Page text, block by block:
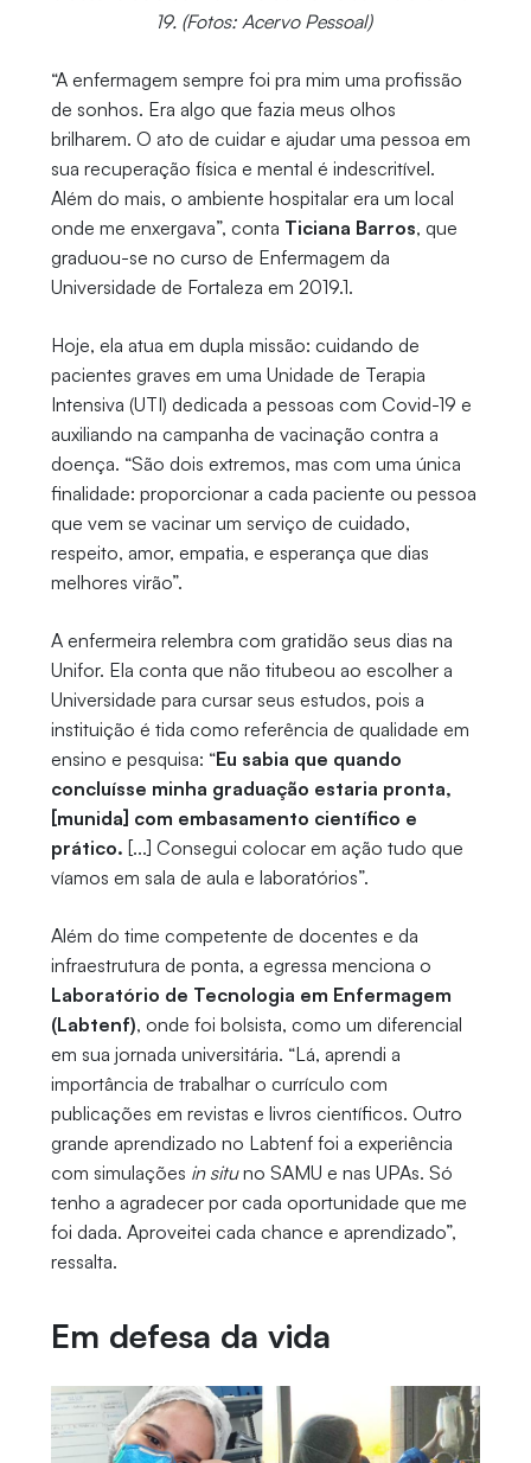
19. (Fotos: Acervo Pessoal)
“A enfermagem sempre foi pra mim uma profissão
de sonhos. Era algo que fazia meus olhos
brilharem. O ato de cuidar e ajudar uma pessoa em
sua recuperação física e mental é indescritível.
Além do mais, o ambiente hospitalar era um local
onde me enxergava”, conta Ticiana Barros, que
graduou-se no curso de Enfermagem da
Universidade de Fortaleza em 2019.1.
Hoje, ela atua em dupla missão: cuidando de
pacientes graves em uma Unidade de Terapia
Intensiva (UTI) dedicada a pessoas com Covid-19 e
auxiliando na campanha de vacinação contra a
doença. “São dois extremos, mas com uma única
finalidade: proporcionar a cada paciente ou pessoa
que vem se vacinar um serviço de cuidado,
respeito, amor, empatia, e esperança que dias
melhores virão”.
A enfermeira relembra com gratidão seus dias na
Unifor. Ela conta que não titubeou ao escolher a
Universidade para cursar seus estudos, pois a
instituição é tida como referência de qualidade em
ensino e pesquisa: “Eu sabia que quando
concluísse minha graduação estaria pronta,
[munida] com embasamento científico e
prático. [...] Consegui colocar em ação tudo que
víamos em sala de aula e laboratórios”.
Além do time competente de docentes e da
infraestrutura de ponta, a egressa menciona o
Laboratório de Tecnologia em Enfermagem
(Labtenf), onde foi bolsista, como um diferencial
em sua jornada universitária. “Lá, aprendi a
importância de trabalhar o currículo com
publicações em revistas e livros científicos. Outro
grande aprendizado no Labtenf foi a experiência
com simulações in situno SAMU e nas UPAs. Só
tenho a agradecer por cada oportunidade que me
foi dada. Aproveitei cada chance e aprendizado”,
ressalta.
Em defesa da vida